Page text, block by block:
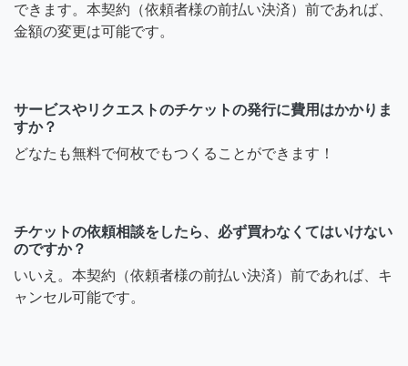
できます。本契約（依頼者様の前払い決済）前であれば、
金額の変更は可能です。
サービスやリクエストのチケットの発行に費用はかかりま
すか？
どなたも無料で何枚でもつくることができます！
チケットの依頼相談をしたら、必ず買わなくてはいけない
のですか？
いいえ。本契約（依頼者様の前払い決済）前であれば、キ
ャンセル可能です。